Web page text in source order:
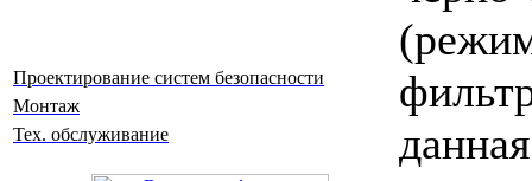
Проектирование систем безопасности
Монтаж
Тех. обслуживание